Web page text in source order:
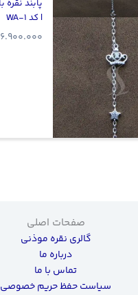
پابند نقره
| کد WA-1
6.900.000
صفحات اصلی
گالری نقره موذنی
درباره ما
تماس با ما
سیاست حفظ حریم خصوصی